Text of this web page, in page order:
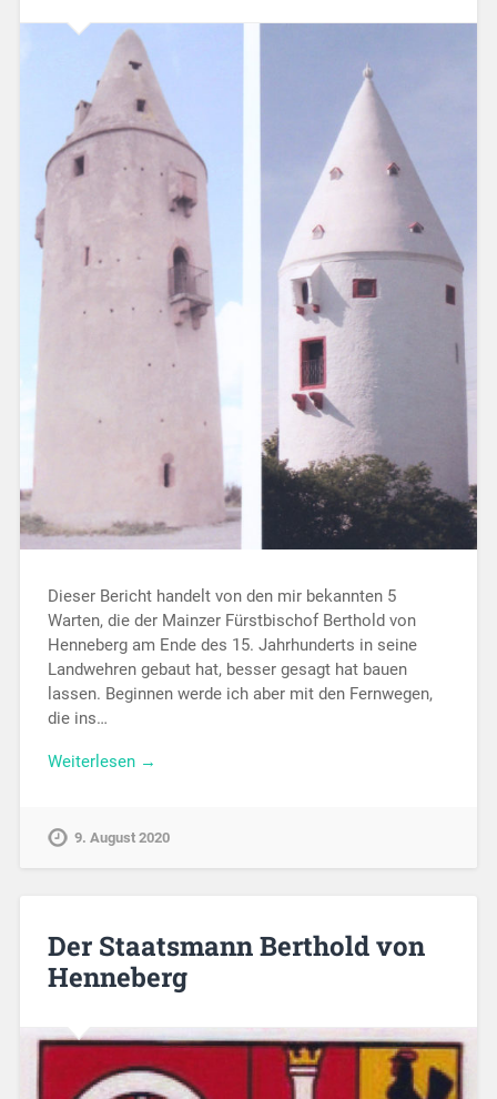
Dieser Bericht handelt von den mir bekannten 5
Warten, die der Mainzer Fürstbischof Berthold von
Henneberg am Ende des 15. Jahrhunderts in seine
Landwehren gebaut hat, besser gesagt hat bauen
lassen. Beginnen werde ich aber mit den Fernwegen,
die ins…
Weiterlesen →
9. August 2020
Der Staatsmann Berthold von
Henneberg